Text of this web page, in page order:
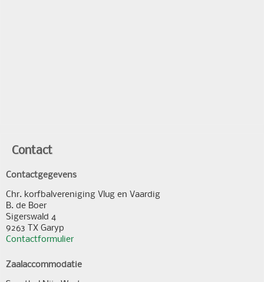
Contact
Contactgegevens
Chr. korfbalvereniging Vlug en Vaardig
B. de Boer
Sigerswald 4
9263 TX Garyp
Contactformulier
Zaalaccommodatie